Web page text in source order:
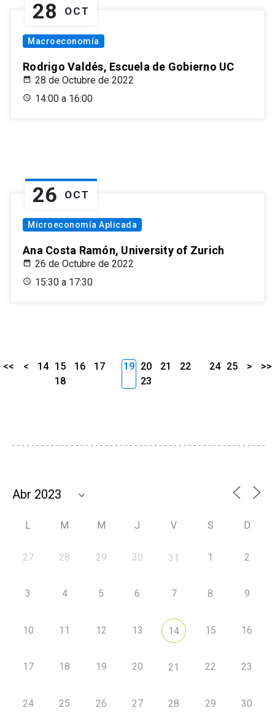
28 OCT
Macroeconomía
Rodrigo Valdés, Escuela de Gobierno UC
28 de Octubre de 2022
14:00 a 16:00
26 OCT
Microeconomía Aplicada
Ana Costa Ramón, University of Zurich
26 de Octubre de 2022
15:30 a 17:30
<< < 14 15 16
17
18
19 20 21
22
23
24 25 > >>
L M M J V S D
27 28 29 30 31 1 2
3 4 5 6 7 8 9
10 11 12 13 14 15 16
17 18 19 20 21 22 23
24 25 26 27 28 29 30